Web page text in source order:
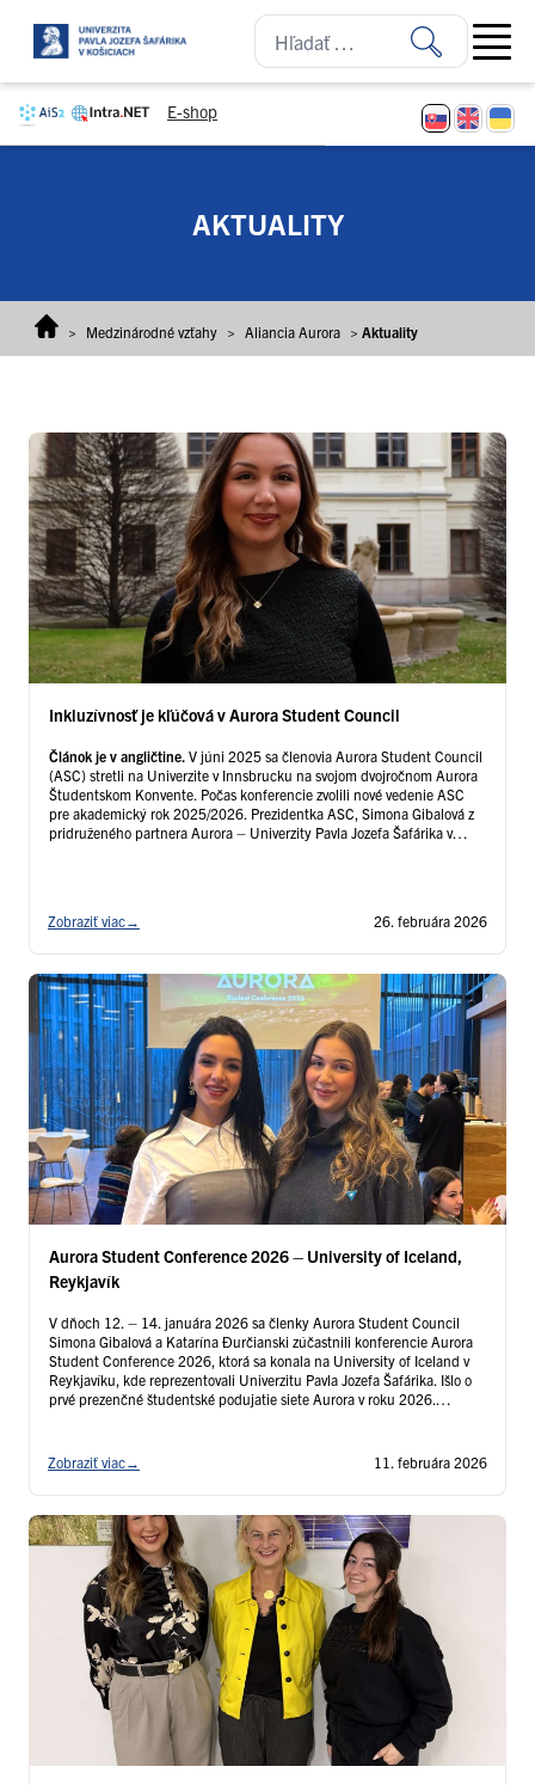
E-shop
Open
AKTUALITY
> Medzinárodné vzťahy > Aliancia Aurora > Aktuality
Inkluzívnosť je kľúčová v Aurora Student Council
Článok je v angličtine.
(ASC) stretli na Univerzite v Innsbrucku na svojom dvojročnom Aurora
Študentskom Konvente. Počas konferencie zvolili nové vedenie ASC
pre akademický rok 2025/2026. Prezidentka ASC, Simona Gibalová z
pridruženého partnera Aurora – Univerzity Pavla Jozefa Šafárika v
Zobraziť viac→ 26. februára 2026
Aurora Student Conference 2026 – University of Iceland,
Reykjavík
V dňoch 12. – 14. januára 2026 sa členky Aurora Student Council
Simona Gibalová a Katarína Ðurčianski zúčastnili konferencie Aurora
Student Conference 2026, ktorá sa konala na University of Iceland v
Reykjavíku, kde reprezentovali Univerzitu Pavla Jozefa Šafárika. Išlo o
prvé prezenčné študentské podujatie siete Aurora v roku 2026.
Zobraziť viac→ 11. februára 2026